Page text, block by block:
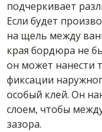
подчеркивает
Если будет
на щель между
края бордюра не
он может нанести
фиксации
особый клей. Он
слоем, чтобы
зазора.